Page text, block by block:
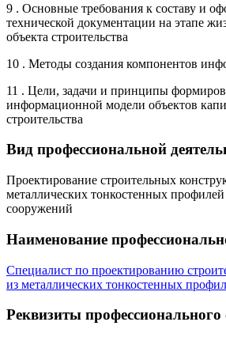
9 . Основные требования к составу и
технической документации на этапе
объекта строительства
10 . Методы создания компонентов
11 . Цели, задачи и принципы
информационной модели объектов
строительства
Вид профессиональной
Проектирование строительных
металлических тонкостенных
сооружений
Наименование
Специалист по проектированию
из металлических тонкостенных
Реквизиты профессионального